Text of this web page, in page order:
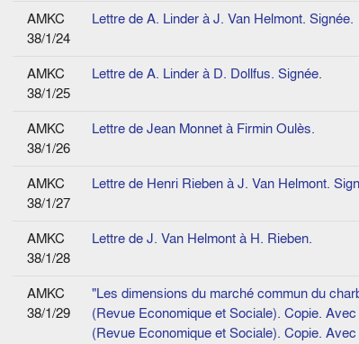
AMKC
38/1/24
Lettre de A. Linder à J. Van Helmont. Signée.
AMKC
38/1/25
Lettre de A. Linder à D. Dollfus. Signée.
AMKC
38/1/26
Lettre de Jean Monnet à Firmin Oulès.
AMKC
38/1/27
Lettre de Henri Rieben à J. Van Helmont.
AMKC
38/1/28
Lettre de J. Van Helmont à H. Rieben.
AMKC
38/1/29
"Les dimensions du marché commun du
(Revue Economique et Sociale). Copie.
(Revue Economique et Sociale). Copie.